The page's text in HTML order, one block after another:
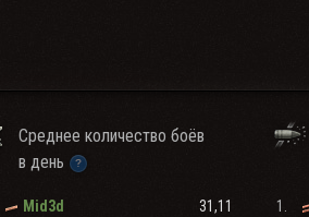
и разгромить врага, чего
самолетов, танков, артиллерии,
Среднее количество боёв
в день
Mid3d 31,11 1.